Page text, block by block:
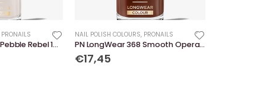
PRONAILS
PN LongWear 388 Pebble Rebel 10 ml
NAIL POLISH COLOURS, PRONAILS
PN LongWear 368 Smooth Operator 10 ml
€17,45